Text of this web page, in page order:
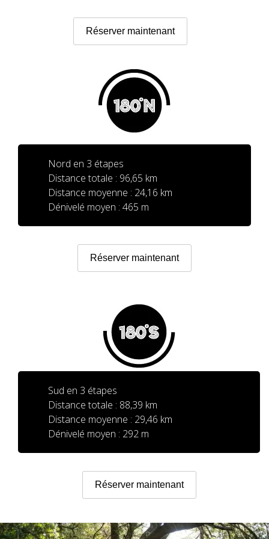
5 ÉTAPES
NORMES ET CRITÈRES DE VALIDATION
CLASSEMENT
SERVICE D’ASSISTANCE
HÉBERGEMENT
SERVICES OPTIONNELS
QUI SOMMES-NOUS
Réserver maintenant
Nord en 3 étapes
Distance totale : 96,65 km
Distance moyenne : 24,16 km
Dénivelé moyen : 465 m
Réserver maintenant
Sud en 3 étapes
Distance totale : 88,39 km
Distance moyenne : 29,46 km
Dénivelé moyen : 292 m
Réserver maintenant